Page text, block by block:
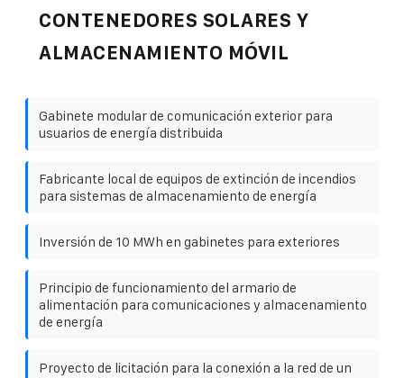
CONTENEDORES SOLARES Y
ALMACENAMIENTO MÓVIL
Gabinete modular de comunicación exterior para
usuarios de energía distribuida
Fabricante local de equipos de extinción de incendios
para sistemas de almacenamiento de energía
Inversión de 10 MWh en gabinetes para exteriores
Principio de funcionamiento del armario de
alimentación para comunicaciones y almacenamiento
de energía
Proyecto de licitación para la conexión a la red de un